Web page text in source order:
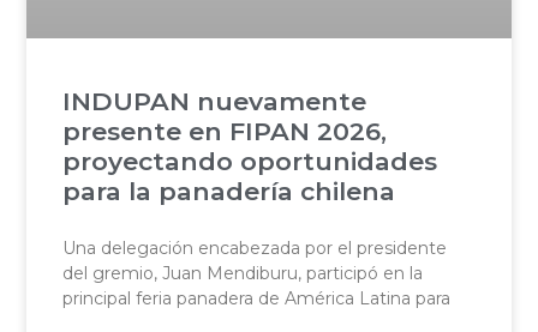
INDUPAN nuevamente
presente en FIPAN 2026,
proyectando oportunidades
para la panadería chilena
Una delegación encabezada por el presidente
del gremio, Juan Mendiburu, participó en la
principal feria panadera de América Latina para